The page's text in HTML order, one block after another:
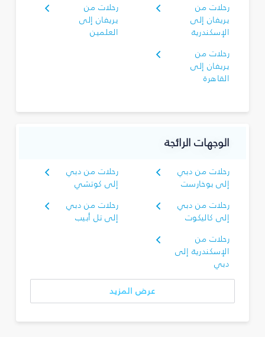
رحلات من
يريفان إلى
الإسكندرية
رحلات من
يريفان إلى
العلمين
رحلات من
يريفان إلى
القاهرة
الوجهات الرائجة
رحلات من دبي
إلى بوخارست
رحلات من دبي
إلى كوتشي
رحلات من دبي
إلى كاليكوت
رحلات من دبي
إلى تل أبيب
رحلات من
الإسكندرية إلى
دبي
عرض المزيد